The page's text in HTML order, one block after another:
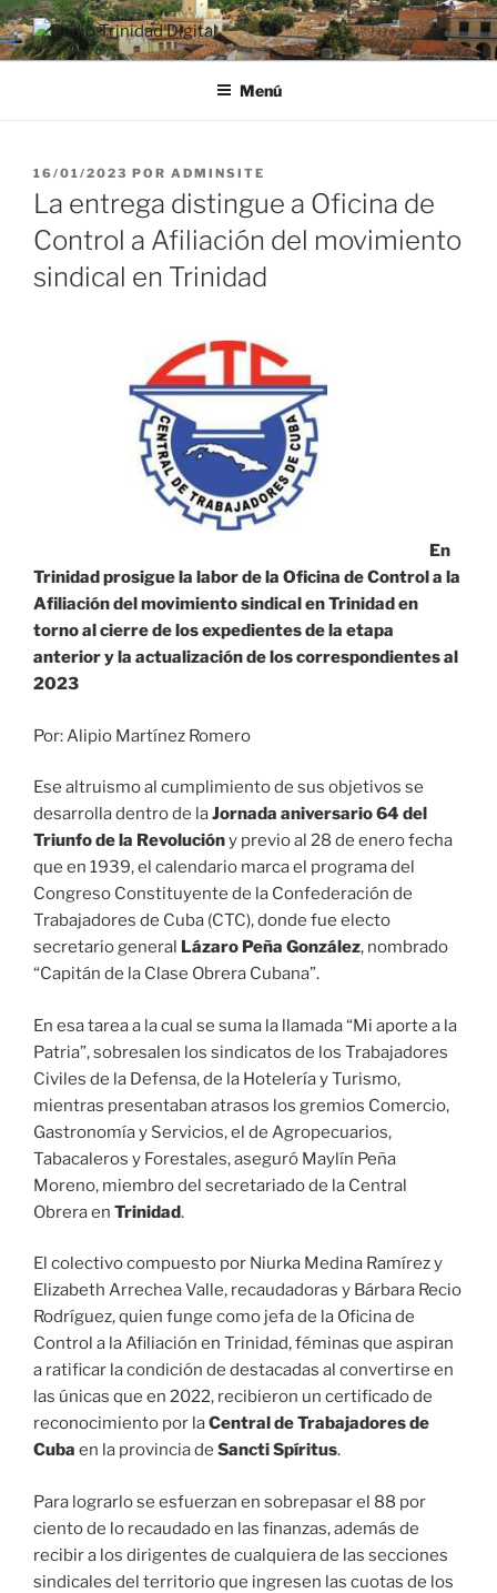
Saltar
al
contenido
RADIO TRINIDAD DIGITAL
Desde la Ciudad Museo del Caribe
Menú
PUBLICADO
EL
16/01/2023 POR ADMINSITE
La entrega distingue a Oficina de
Control a Afiliación del movimiento
sindical en Trinidad
En
Trinidad prosigue la labor de la Oficina de Control a la
Afiliación del movimiento sindical en Trinidad en
torno al cierre de los expedientes de la etapa
anterior y la actualización de los correspondientes al
2023
Por: Alipio Martínez Romero
Ese altruismo al cumplimiento de sus objetivos se
desarrolla dentro de laJornada aniversario 64 del
Triunfo de la Revolucióny previo al 28 de enero fecha
que en 1939, el calendario marca el programa del
Congreso Constituyente de la Confederación de
Trabajadores de Cuba (CTC), donde fue electo
secretario general
Lázaro Peña González, nombrado
“Capitán de la Clase Obrera Cubana”.
En esa tarea a la cual se suma la llamada “Mi aporte a la
Patria”, sobresalen los sindicatos de los Trabajadores
Civiles de la Defensa, de la Hotelería y Turismo,
mientras presentaban atrasos los gremios Comercio,
Gastronomía y Servicios, el de Agropecuarios,
Tabacaleros y Forestales, aseguró Maylín Peña
Moreno, miembro del secretariado de la Central
Obrera en Trinidad.
El colectivo compuesto por Niurka Medina Ramírez y
Elizabeth Arrechea Valle, recaudadoras y Bárbara Recio
Rodríguez, quien funge como jefa de la Oficina de
Control a la Afiliación en Trinidad, féminas que aspiran
a ratificar la condición de destacadas al convertirse en
las únicas que en 2022, recibieron un certificado de
reconocimiento por laCentral de Trabajadores de
Cuba en la provincia de Sancti Spíritus.
Para lograrlo se esfuerzan en sobrepasar el 88 por
ciento de lo recaudado en las finanzas, además de
recibir a los dirigentes de cualquiera de las secciones
sindicales del territorio que ingresen las cuotas de los